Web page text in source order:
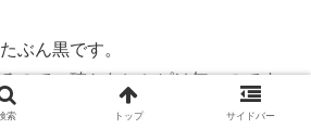
ぶん黒です。
ので、確かなレシピは無いのです
索 トップ サイドバー